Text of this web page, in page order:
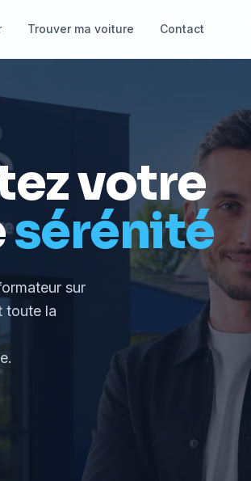
Trouver ma voiture Contact
votre
sérénité
sur
toute la